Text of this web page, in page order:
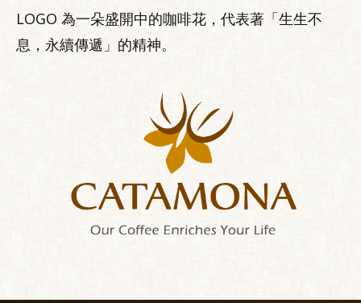
LOGO 為一朵盛開中的咖啡花，代表著「生生不
息，永續傳遞」的精神。